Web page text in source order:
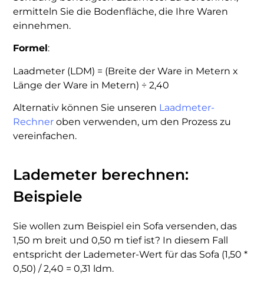
ermitteln Sie die Bodenfläche, die Ihre Waren
einnehmen.
Formel:
Laadmeter (LDM) = (Breite der Ware in Metern x
Länge der Ware in Metern) ÷ 2,40
Alternativ können Sie unseren Laadmeter-
Rechner oben verwenden, um den Prozess zu
vereinfachen.
Lademeter berechnen:
Beispiele
Sie wollen zum Beispiel ein Sofa versenden, das
1,50 m breit und 0,50 m tief ist? In diesem Fall
entspricht der Lademeter-Wert für das Sofa (1,50 *
0,50) / 2,40 = 0,31 ldm.